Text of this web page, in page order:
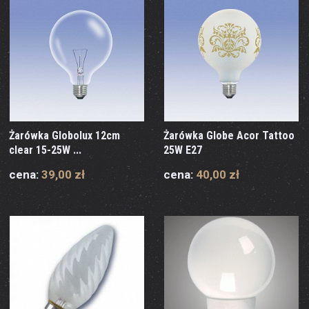
Żarówka Globolux 12cm
clear 15-25W ...
cena: 39,00 zł
Żarówka Globe Acor Tattoo
25W E27
cena: 40,00 zł